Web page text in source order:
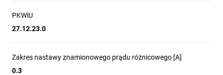
PKWiU
27.12.23.0
Zakres nastawy znamionowego prądu różnicowego [A]
0.3